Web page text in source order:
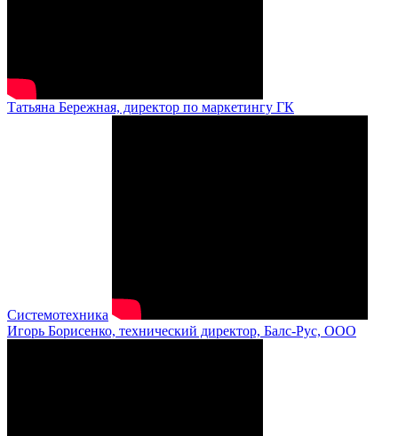
Татьяна Бережная, директор по маркетингу ГК
Системотехника
Игорь Борисенко, технический директор, Балс-Рус, ООО